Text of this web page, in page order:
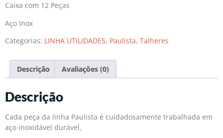
Caixa com 12 Peças
Aço Inox
Categorias: LINHA UTILIDADES, Paulista, Talheres
Descrição Avaliações (0)
Descrição
Cada peça da linha Paulista é cuidadosamente trabalhada em
aço inoxidável durável,